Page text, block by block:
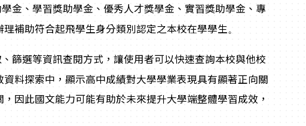
金、學習獎助學金、優秀人才獎學金、實習獎助學金、專
補助符合起飛學生身分類別認定之本校在學學生。
篩選等資訊查閱方式，讓使用者可以快速查詢本校與他校
料探索中，顯示高中成績對大學學業表現具有顯著正向關
因此國文能力可能有助於未來提升大學端整體學習成效，